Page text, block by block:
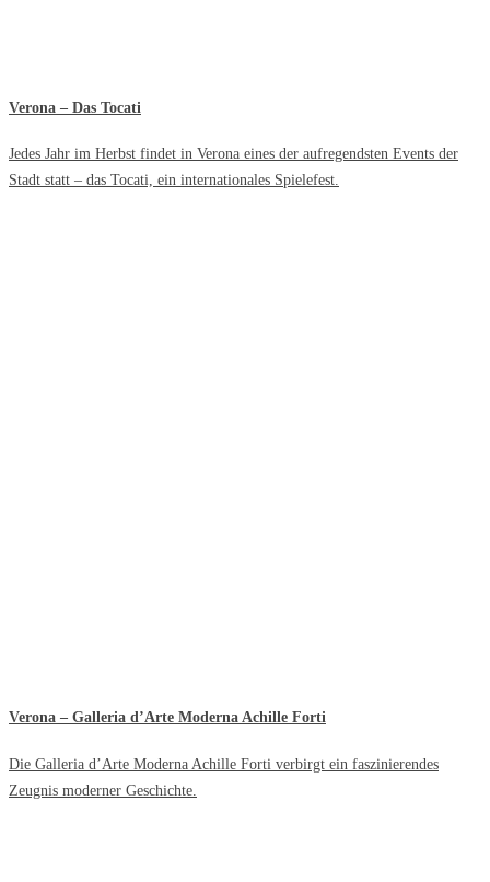
Verona – Das Tocati
Jedes Jahr im Herbst findet in Verona eines der aufregendsten Events der
Stadt statt – das Tocati, ein internationales Spielefest.
Verona – Galleria d’Arte Moderna Achille Forti
Die Galleria d’Arte Moderna Achille Forti verbirgt ein faszinierendes
Zeugnis moderner Geschichte.